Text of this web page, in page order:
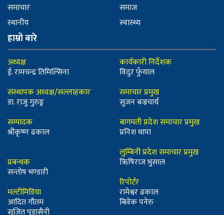
समाचार
समाज
स्थानीय
स्वास्थ्य
हाम्रो बारे
अध्यक्ष
ई. रामचन्द्र तिमिल्सिना
संस्थापक अध्यक्ष/सल्लाहकार
डा. राजु गुरुङ्ग
सम्पादक
श्रीकृष्ण ढकाल
प्रबन्धक
सन्तोष भण्डारी
मल्टीमिडिया
आदित गौतम
सुजित पुडासैनी
कार्यकारी निर्देशक
विदुर फुँयाल
समाचार प्रमुख
सुजन बज्रचार्य
बागमती प्रदेश समाचार प्रमुख
प्रनिश थापा
लुम्बिनी प्रदेश समाचार प्रमुख
ऋिषिराज भुसाल
रिपोर्टर
रामेश्वर ढकाल
बिवेक पनेरु